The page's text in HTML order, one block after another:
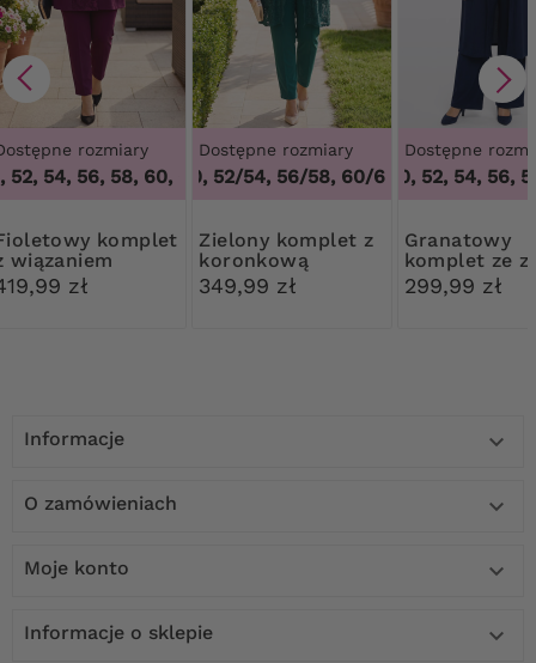
rozmiary
54, 56, 58, 60, 62, 64,48, 50, 52, 54, 56, 58, 60, 62, 64
wiązaniem
zł
Dostępne rozmiary
48/50, 52/54, 56/58, 60/62 48/50, 52/54,
Zielony komplet z
koronkową
narzutką
349,99 zł
Dostępne
48, 50, 52, 54, 56,
Granatowy
komplet ze
różą
299,99 zł
Informacje 
O zamówieniach 
Moje konto 
Informacje o sklepie 